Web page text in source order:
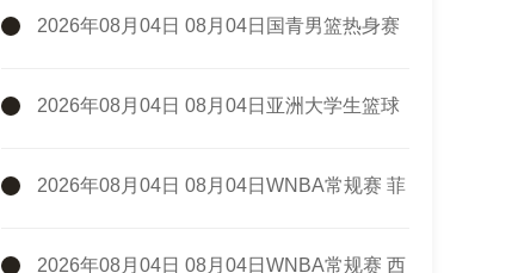
2026年08月04日 08月04日国青男篮热身赛
锦
2026年08月04日 08月04日亚洲大学生篮球
2026年08月04日 08月04日WNBA常规赛 菲
2026年08月04日 08月04日WNBA常规赛 西